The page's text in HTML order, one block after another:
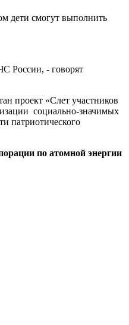
дети смогут выполнить
России, - говорят
проект «Слет участников
социально-значимых
патриотического
по атомной энергии